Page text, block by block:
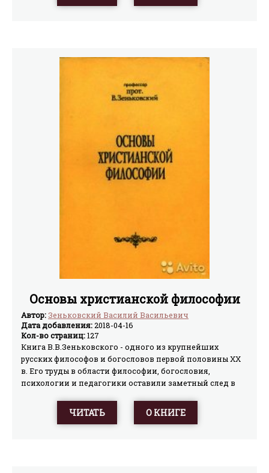
укореняется в глубинах вечности; он со–вечен, когда
беспокойной душой проходит по всей истории и
переживает ее трагизм, ибо останавливается не на
мученически исследует смысл истории, когда
продирается сквозь бессмысленный хаос ее, ибо
отвергает любой временный, преходящий смысл
истории, а принимает бессмертный, вечный,
богочеловеческий, Для него Богочеловек — смысл и
Основы христианской философии
Автор:Зеньковский Василий Васильевич
Дата добавления:2018-04-16
Кол-во страниц:127
Книга В.В.Зеньковского - одного из крупнейших
русских философов и богословов первой половины XX
в. Его труды в области философии, богословия,
психологии и педагогики оставили заметный след в
две работы Зеньковского - "Основы христианской
философии" и "Апологетика". Первая книга выходила в
ЧИТАТЬ О КНИГЕ